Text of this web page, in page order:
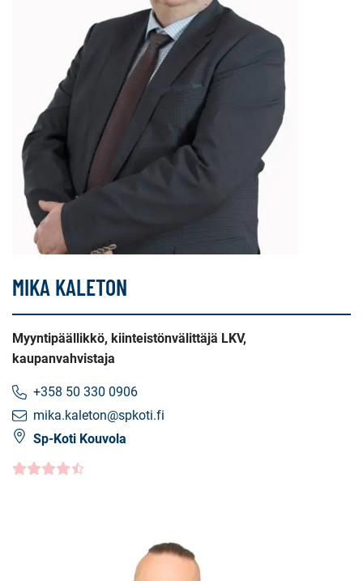
MIKA KALETON
Myyntipäällikkö, kiinteistönvälittäjä LKV,
kaupanvahvistaja
+358 50 330 0906
mika.kaleton@spkoti.fi
Sp-Koti Kouvola
Asiakasarvio